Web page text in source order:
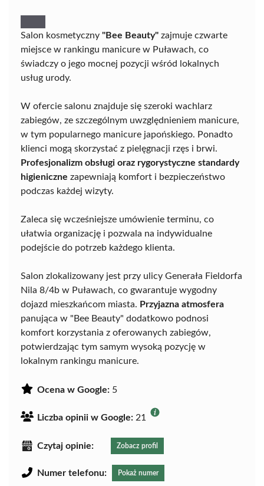
Salon kosmetyczny "Bee Beauty" zajmuje czwarte
miejsce w rankingu manicure w Puławach, co
świadczy o jego mocnej pozycji wśród lokalnych
usług urody.
W ofercie salonu znajduje się szeroki wachlarz
zabiegów, ze szczególnym uwzględnieniem manicure,
w tym popularnego manicure japońskiego. Ponadto
klienci mogą skorzystać z pielęgnacji rzęs i brwi.
Profesjonalizm obsługi oraz rygorystyczne standardy
higieniczne zapewniają komfort i bezpieczeństwo
podczas każdej wizyty.
Zaleca się wcześniejsze umówienie terminu, co
ułatwia organizację i pozwala na indywidualne
podejście do potrzeb każdego klienta.
Salon zlokalizowany jest przy ulicy Generała Fieldorfa
Nila 8/4b w Puławach, co gwarantuje wygodny
dojazd mieszkańcom miasta. Przyjazna atmosfera
panująca w "Bee Beauty" dodatkowo podnosi
komfort korzystania z oferowanych zabiegów,
potwierdzając tym samym wysoką pozycję w
lokalnym rankingu manicure.
Ocena w Google: 5
Liczba opinii w Google: 21
Czytaj opinie: Zobacz profil
Numer telefonu: Pokaż numer